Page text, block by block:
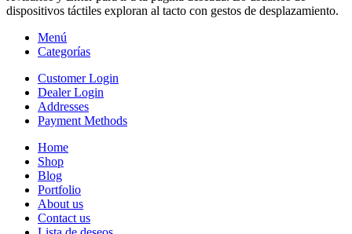
dispositivos táctiles exploran al tacto con gestos de desplazamiento.
Menú
Categorías
Customer Login
Dealer Login
Addresses
Payment Methods
Home
Shop
Blog
Portfolio
About us
Contact us